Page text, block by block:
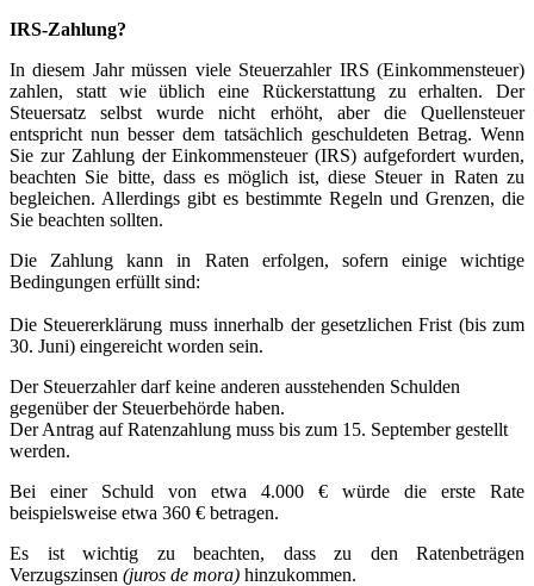
IRS-Zahlung?
In diesem Jahr müssen viele Steuerzahler IRS (Einkommensteuer)
zahlen, statt wie üblich eine Rückerstattung zu erhalten. Der
Steuersatz selbst wurde nicht erhöht, aber die Quellensteuer
entspricht nun besser dem tatsächlich geschuldeten Betrag. Wenn
Sie zur Zahlung der Einkommensteuer (IRS) aufgefordert wurden,
beachten Sie bitte, dass es möglich ist, diese Steuer in Raten zu
begleichen. Allerdings gibt es bestimmte Regeln und Grenzen, die
Sie beachten sollten.
Die Zahlung kann in Raten erfolgen, sofern einige wichtige
Bedingungen erfüllt sind:
Die Steuererklärung muss innerhalb der gesetzlichen Frist (bis zum
30. Juni) eingereicht worden sein.
Der Steuerzahler darf keine anderen ausstehenden Schulden
gegenüber der Steuerbehörde haben.
Der Antrag auf Ratenzahlung muss bis zum 15. September gestellt
werden.
Bei einer Schuld von etwa 4.000 € würde die erste Rate
beispielsweise etwa 360 € betragen.
Es ist wichtig zu beachten, dass zu den Ratenbeträgen
Verzugszinsen (juros de mora) hinzukommen.